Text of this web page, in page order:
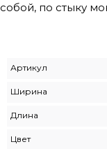
собой, по стыку
Артикул
Ширина
Длина
Цвет